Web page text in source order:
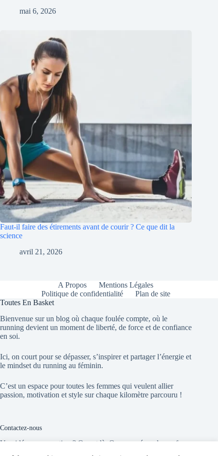
mai 6, 2026
Faut-il faire des étirements avant de courir ? Ce que dit la
science
avril 21, 2026
A Propos
Mentions Légales
Politique de confidentialité
Plan de site
Toutes En Basket
Bienvenue sur un blog où chaque foulée compte, où le
running devient un moment de liberté, de force et de confiance
en soi.
Ici, on court pour se dépasser, s’inspirer et partager l’énergie et
le mindset du running au féminin.
C’est un espace pour toutes les femmes qui veulent allier
passion, motivation et style sur chaque kilomètre parcouru !
Contactez-nous
Une idée, une question ? On est là. On vous répond sans faux